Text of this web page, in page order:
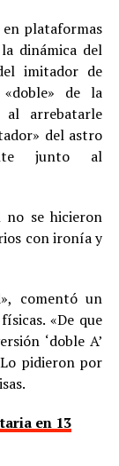
en plataformas
dinámica del
imitador de
de la
al arrebatarle
del astro
junto al
no se hicieron
con ironía y
comentó un
«De que
‘doble A’
pidieron por
en 13